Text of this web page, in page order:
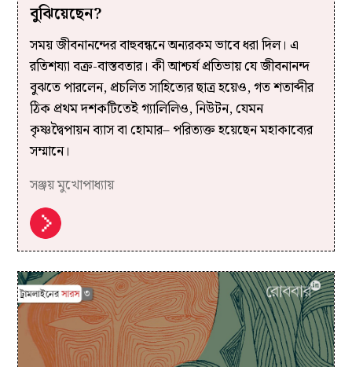
বুঝিয়েছেন?
সময় জীবনানন্দের বাহুবন্ধনে অন্যরকম ভাবে ধরা দিল। এ
রতিশয্যা বক্র-বাস্তবতার। কী আশ্চর্য প্রতিভায় যে জীবনানন্দ
বুঝতে পারলেন, প্রচলিত সাহিত্যের ছাত্র হয়েও, গত শতাব্দীর
ঠিক প্রথম দশকটিতেই গ্যালিলিও, নিউটন, যেমন
কৃষ্ণদ্বৈপায়ন ব্যাস বা হোমার– পরিত্যক্ত হয়েছেন মহাকাব্যের
সম্মানে।
সঞ্জয় মুখোপাধ্যায়